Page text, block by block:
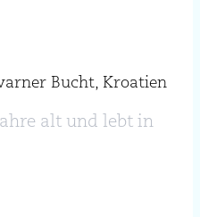
Bucht, Kroatien
alt und lebt in